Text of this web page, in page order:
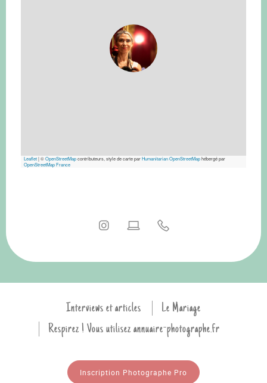
Leaflet|©OpenStreetMapcontributeurs, style de carte parHumanitarian OpenStreetMaphébergé par
OpenStreetMap France
Interviews et articles
Le Mariage
Respirez ! Vous utilisez annuaire-photographe.fr
Inscription Photographe Pro